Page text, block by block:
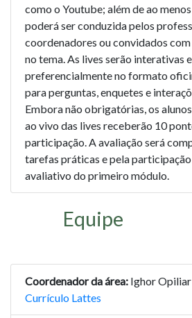
como o Youtube; além de ao
poderá ser conduzida pelos
coordenadores ou convidados
no tema. As lives serão interativas
preferencialmente no formato
para perguntas, enquetes e
Embora não obrigatórias, os
ao vivo das lives receberão 10
participação. A avaliação será
tarefas práticas e pela
avaliativo do primeiro módulo.
Equipe
Coordenador da área: Ighor
Currículo Lattes